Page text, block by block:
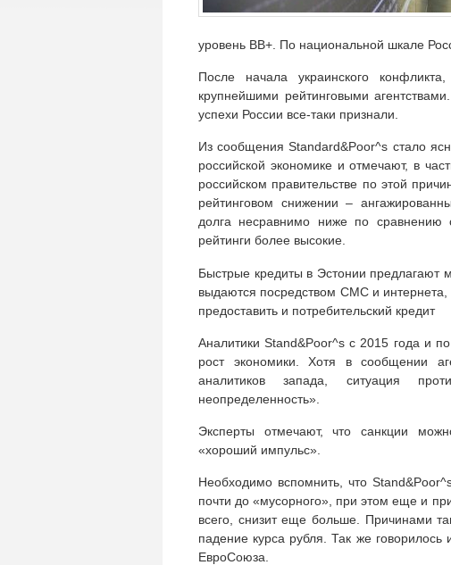
уровень ВВ+. По национальной шкале
После начала украинского
крупнейшими рейтинговыми
успехи России все-таки признали.
Из сообщения Standard&Poor^s стало
российской экономике и отмечают, в
российском правительстве по этой
рейтинговом снижении –
долга несравнимо ниже по сравнению
рейтинги более высокие.
Быстрые кредиты в Эстонии предлагают
выдаются посредством СМС и интернета,
предоставить и потребительский кредит
Аналитики Stand&Poor^s с 2015 года и
рост экономики. Хотя в сообщении
аналитиков запада, ситуация
неопределенность».
Эксперты отмечают, что санкции
«хороший импульс».
Необходимо вспомнить, что
почти до «мусорного», при этом еще и
всего, снизит еще больше. Причинами
падение курса рубля. Так же
ЕвроСоюза.